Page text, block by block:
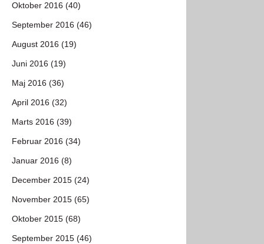
Oktober 2016 (40)
September 2016 (46)
August 2016 (19)
Juni 2016 (19)
Maj 2016 (36)
April 2016 (32)
Marts 2016 (39)
Februar 2016 (34)
Januar 2016 (8)
December 2015 (24)
November 2015 (65)
Oktober 2015 (68)
September 2015 (46)